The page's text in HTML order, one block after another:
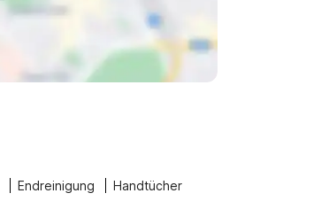
Endreinigung Handtücher